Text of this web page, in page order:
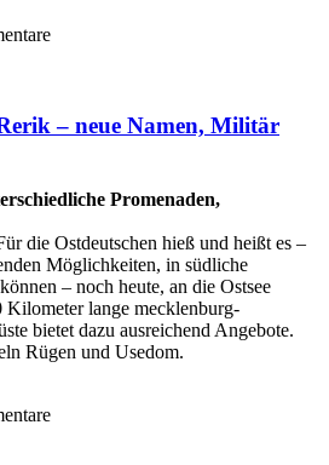
– neue Namen, Militär
Promenaden,
die Ostdeutschen hieß und heißt es –
Möglichkeiten, in südliche
– noch heute, an die Ostsee
lange mecklenburg-
bietet dazu ausreichend Angebote.
Rügen und Usedom.